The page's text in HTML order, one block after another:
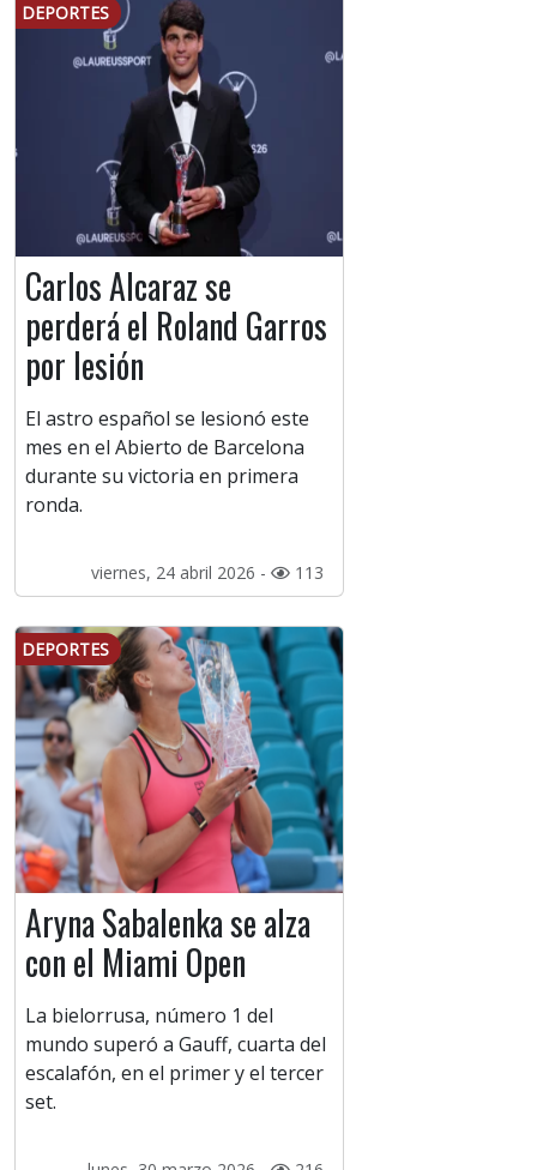
DEPORTES
Carlos Alcaraz se
perderá el Roland Garros
por lesión
El astro español se lesionó este
mes en el Abierto de Barcelona
durante su victoria en primera
ronda.
viernes, 24 abril 2026 - 113
DEPORTES
Aryna Sabalenka se alza
con el Miami Open
La bielorrusa, número 1 del
mundo superó a Gauff, cuarta del
escalafón, en el primer y el tercer
set.